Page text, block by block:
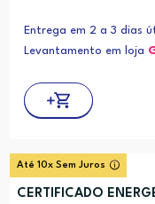
Entrega em 2 a 3 dias
Levantamento em loja
Até 10x Sem Juros
CERTIFICADO